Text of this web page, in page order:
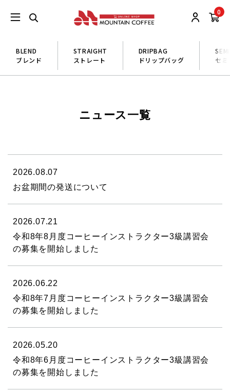
0
BLEND
ブレンド
STRAIGHT
ストレート
DRIPBAG
ドリップバッグ
セ
ニュース一覧
2026.08.07
お盆期間の発送について
2026.07.21
令和8年8月度コーヒーインストラクター3級講習会
の募集を開始しました
2026.06.22
令和8年7月度コーヒーインストラクター3級講習会
の募集を開始しました
2026.05.20
令和8年6月度コーヒーインストラクター3級講習会
の募集を開始しました